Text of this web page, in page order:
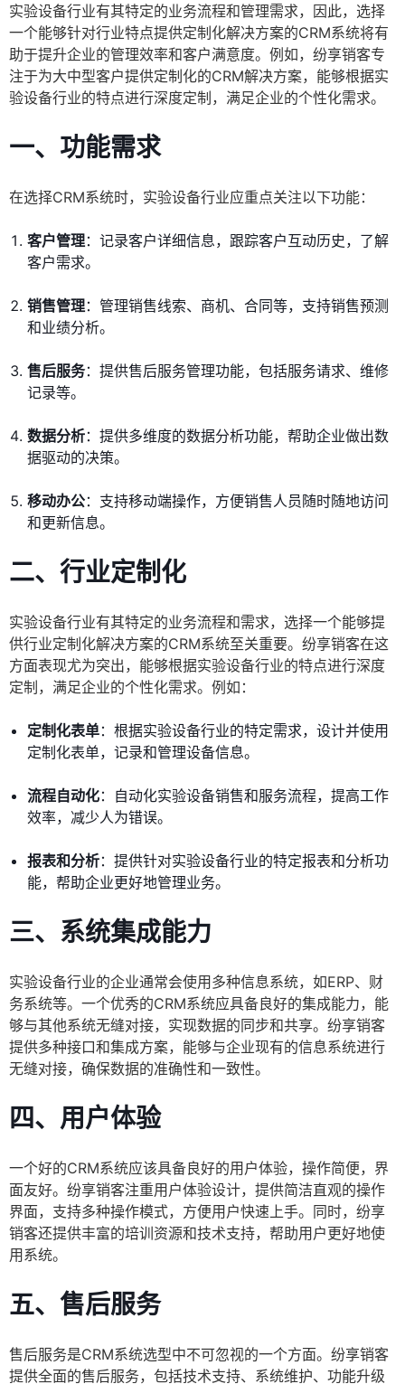
实验设备行业有其特定的业务流程和管理需求，因此，选择
一个能够针对行业特点提供定制化解决方案的CRM系统将有
助于提升企业的管理效率和客户满意度。例如，纷享销客专
注于为大中型客户提供定制化的CRM解决方案，能够根据实
验设备行业的特点进行深度定制，满足企业的个性化需求。
一、功能需求
在选择CRM系统时，实验设备行业应重点关注以下功能：
客户管理：记录客户详细信息，跟踪客户互动历史，了解
客户需求。
销售管理：管理销售线索、商机、合同等，支持销售预测
和业绩分析。
售后服务：提供售后服务管理功能，包括服务请求、维修
记录等。
数据分析：提供多维度的数据分析功能，帮助企业做出数
据驱动的决策。
移动办公：支持移动端操作，方便销售人员随时随地访问
和更新信息。
二、行业定制化
实验设备行业有其特定的业务流程和需求，选择一个能够提
供行业定制化解决方案的CRM系统至关重要。纷享销客在这
方面表现尤为突出，能够根据实验设备行业的特点进行深度
定制，满足企业的个性化需求。例如：
定制化表单：根据实验设备行业的特定需求，设计并使用
定制化表单，记录和管理设备信息。
流程自动化：自动化实验设备销售和服务流程，提高工作
效率，减少人为错误。
报表和分析：提供针对实验设备行业的特定报表和分析功
能，帮助企业更好地管理业务。
三、系统集成能力
实验设备行业的企业通常会使用多种信息系统，如ERP、财
务系统等。一个优秀的CRM系统应具备良好的集成能力，能
够与其他系统无缝对接，实现数据的同步和共享。纷享销客
提供多种接口和集成方案，能够与企业现有的信息系统进行
无缝对接，确保数据的准确性和一致性。
四、用户体验
一个好的CRM系统应该具备良好的用户体验，操作简便，界
面友好。纷享销客注重用户体验设计，提供简洁直观的操作
界面，支持多种操作模式，方便用户快速上手。同时，纷享
销客还提供丰富的培训资源和技术支持，帮助用户更好地使
用系统。
五、售后服务
售后服务是CRM系统选型中不可忽视的一个方面。纷享销客
提供全面的售后服务，包括技术支持、系统维护、功能升级